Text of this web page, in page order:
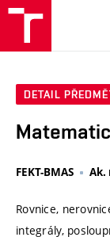
DETAIL
FEKT-BMAS Ak.
Rovnice,
integrály,